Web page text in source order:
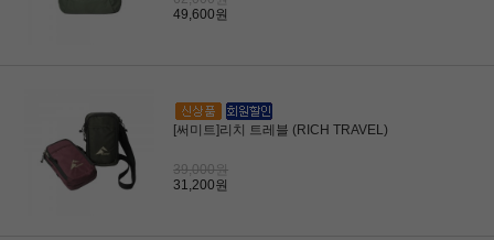
49,600원
[써미트]리치 트레블 (RICH TRAVEL)
39,000원
31,200원